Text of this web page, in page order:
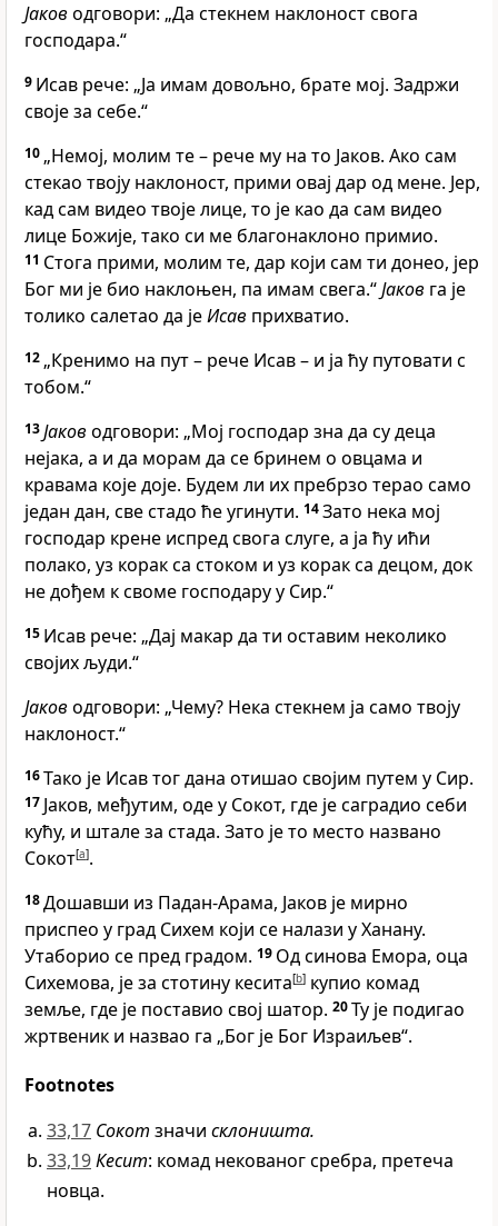
Јаководговори: „Да стекнем наклоност свога
господара.“
9 Исав рече: „Ја имам довољно, брате мој. Задржи
своје за себе.“
10 „Немој, молим те – рече му на то Јаков. Ако сам
стекао твоју наклоност, прими овај дар од мене. Јер,
кад сам видео твоје лице, то је као да сам видео
лице Божије, тако си ме благонаклоно примио.
11 Стога прими, молим те, дар који сам ти донео, јер
Бог ми је био наклоњен, па имам свега.“Јаков га је
толико салетао да јеИсав прихватио.
12 „Кренимо на пут – рече Исав – и ја ћу путовати с
тобом.“
13Јаководговори: „Мој господар зна да су деца
нејака, а и да морам да се бринем о овцама и
кравама које доје. Будем ли их пребрзо терао само
један дан, све стадо ће угинути. 14Зато нека мој
господар крене испред свога слуге, а ја ћу ићи
полако, уз корак са стоком и уз корак са децом, док
не дођем к своме господару у Сир.“
15 Исав рече: „Дај макар да ти оставим неколико
својих људи.“
Јаководговори: „Чему? Нека стекнем ја само твоју
наклоност.“
16Тако је Исав тог дана отишао својим путем у Сир.
17 Јаков, међутим, оде у Сокот, где је саградио себи
кућу, и штале за стада. Зато је то место названо
Сокот[a].
18Дошавши из Падан-Арама, Јаков је мирно
приспео у град Сихем који се налази у Ханану.
Утаборио се пред градом. 19 Од синова Емора, оца
Сихемова, је за стотину кесита[b] купио комад
земље, где је поставио свој шатор. 20Ту је подигао
жртвеник и назвао га „Бог је Бог Израиљев“.
Footnotes
33,17 Сокот значи склоништа.
33,19Кесит: комад некованог сребра, претеча
новца.